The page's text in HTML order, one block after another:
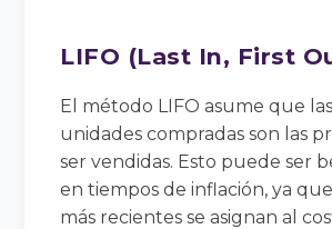
LIFO (Last In, First
El método LIFO asume que
unidades compradas son las
ser vendidas. Esto puede ser
en tiempos de inflación, ya
más recientes se asignan al